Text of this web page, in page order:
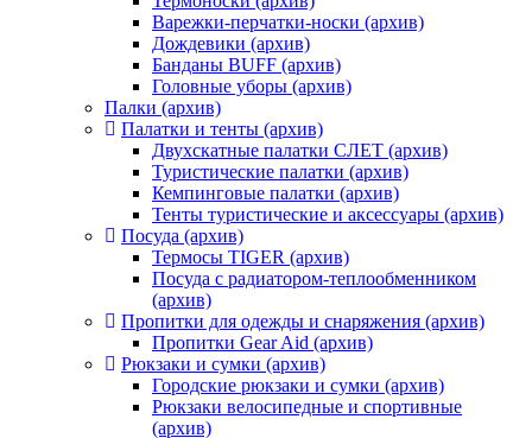
Варежки-перчатки-носки (архив)
Дождевики (архив)
Банданы BUFF (архив)
Головные уборы (архив)
Палки (архив)
Палатки и тенты (архив)
Двухскатные палатки СЛЕТ (архив)
Туристические палатки (архив)
Кемпинговые палатки (архив)
Тенты туристические и аксессуары (архив)
Посуда (архив)
Термосы TIGER (архив)
Посуда с радиатором-теплообменником
(архив)
Пропитки для одежды и снаряжения (архив)
Пропитки Gear Aid (архив)
Рюкзаки и сумки (архив)
Городские рюкзаки и сумки (архив)
Рюкзаки велосипедные и спортивные
(архив)